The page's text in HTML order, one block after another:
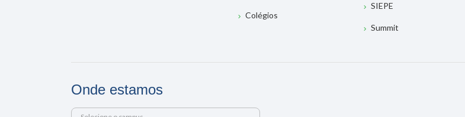
Colégios
SIEPE
Summit
Onde estamos